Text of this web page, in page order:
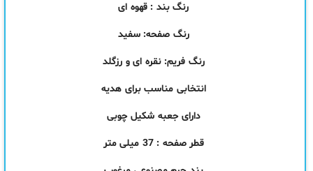
رنگ بند : قهوه ای
رنگ صفحه: سفید
رنگ فریم: نقره ای و رزگلد
انتخابی مناسب برای هدیه
دارایجعبه شکیل چوبی
قطر صفحه : 37 میلی متر